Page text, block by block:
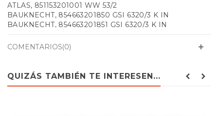
ATLAS, 851153201001 WW 53/2
BAUKNECHT, 854663201850 GSI 6320/3 K IN
BAUKNECHT, 854663201851 GSI 6320/3 K IN
BAUKNECHT, 854663201852 GSI 6320/3 K IN
BAUKNECHT, 854663201859 GSI 6320/3 K IN N.P.
BAUKNECHT, 854822015710 GCX 5521
BAUKNECHT, 854822101000 GCX 5581
BAUKNECHT, 854822101001 GCX 5581
COMENTARIOS(0)
QUIZÁS TAMBIÉN TE INTERESEN...